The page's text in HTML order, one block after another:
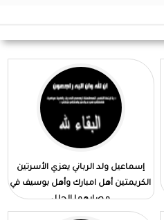
إسماعيل ولد الرباني يعزي الأسرتين
الكريمتين أهل امبارك وأهل بوسيف في
مصابهما الجلل